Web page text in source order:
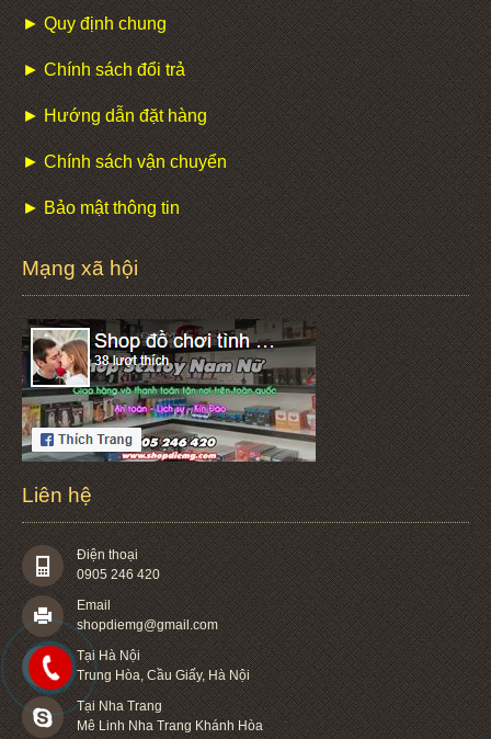
► Quy định chung
► Chính sách đổi trả
► Hướng dẫn đặt hàng
► Chính sách vận chuyển
► Bảo mật thông tin
Mạng xã hội
Liên hệ
Điện thoại
0905 246 420
Email
shopdiemg@gmail.com
Tại Hà Nội
Trung Hòa, Cầu Giấy, Hà Nội
Tại Nha Trang
Mê Linh Nha Trang Khánh Hòa